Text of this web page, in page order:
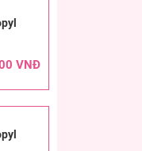
VNĐ